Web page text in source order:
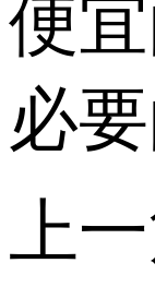
便
必
上一